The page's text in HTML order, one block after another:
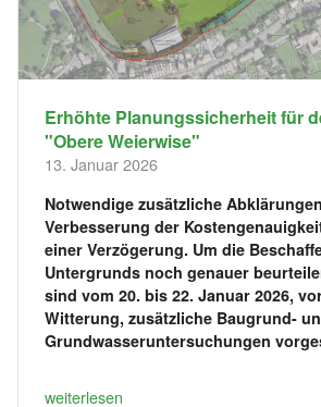
Erhöhte Planungssicherheit für
"Obere Weierwise"
13. Januar 2026
Notwendige zusätzliche
Verbesserung der
einer Verzögerung. Um die
Untergrunds noch genauer
sind vom 20. bis 22. Januar 2026,
Witterung, zusätzliche Baugrund-
Grundwasseruntersuchungen
weiterlesen